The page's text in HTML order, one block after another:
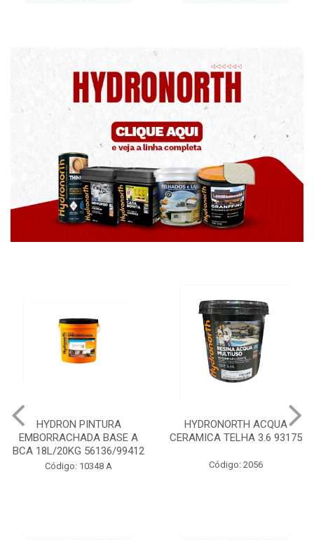
HYDRONORTH ACQUA
CERAMICA TELHA 3.6 93175
Código: 2056
HYDRONORTH
PEDRAS MARROCOS
Código: 10383 B